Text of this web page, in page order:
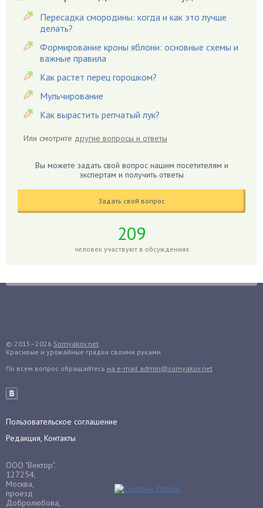
Виноград
Вредители
Гардения
Гацания
Гвоздики
Георгины
Гиацинт
Гладиолусы
Гранат
Грядки
Гуава
Декабрист
Дельфиниум
Денежное дерево
Диффенбахия
Драцена
Пересадка смородины: когда и как это лучше
делать?
Формирование кроны яблони: основные схемы и
важные правила
Как растет перец горошком?
Мульчирование
Как вырастить репчатый лук?
Или смотрите другие вопросы и ответы
Вы можете задать свой вопрос нашим посетителям и
экспертам и получить ответы
Задать свой вопрос
209
человек участвуют в обсуждениях
© 2015–2026 Sornyakov.net
Красивые и урожайные грядки своими руками
По всем вопрос обращайтесь на e-mail admin@sornyakov.net
Пользовательское соглашение
Редакция, Контакты
ООО "Вектор".
127254,
Москва,
проезд
Добролюбова,